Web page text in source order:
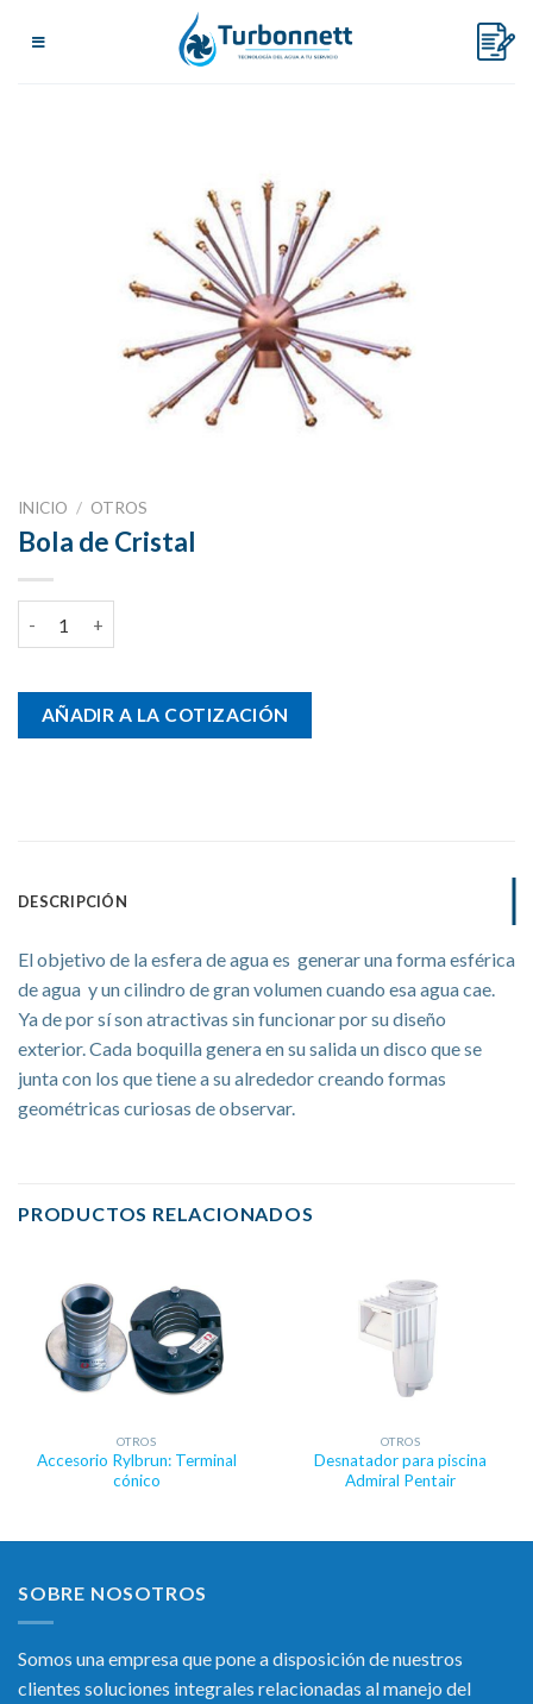
INICIO / OTROS
Bola de Cristal
AÑADIR A LA COTIZACIÓN
DESCRIPCIÓN
El objetivo de la esfera de agua es generar una forma esférica
de agua y un cilindro de gran volumen cuando esa agua cae.
Ya de por sí son atractivas sin funcionar por su diseño
exterior. Cada boquilla genera en su salida un disco que se
junta con los que tiene a su alrededor creando formas
geométricas curiosas de observar.
PRODUCTOS RELACIONADOS
OTROS
Accesorio Rylbrun: Terminal
cónico
OTROS
Desnatador para piscina
Admiral Pentair
SOBRE NOSOTROS
Somos una empresa que pone a disposición de nuestros
clientes soluciones integrales relacionadas al manejo del